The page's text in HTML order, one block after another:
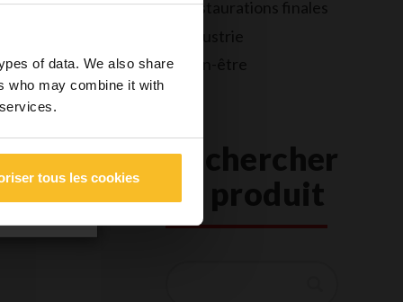
of data. We also share
who may combine it with
tous les cookies
Restaurations finales
Industrie
Bien-être
Rechercher
un produit
et la